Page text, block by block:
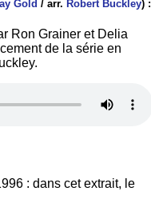
Gold / arr. Robert Buckley) :
Ron Grainer et Delia
de la série en
: dans cet extrait, le